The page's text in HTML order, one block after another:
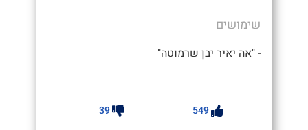
שימושים
- "אה יאיר יבן שרמוטה"
549
39